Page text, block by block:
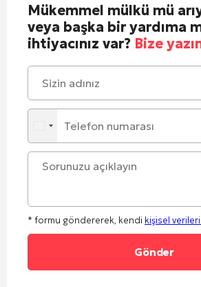
Mükemmel mülkü mü
veya başka bir yardıma
ihtiyacınız var? Bize
* formu göndererek, kendi kişisel